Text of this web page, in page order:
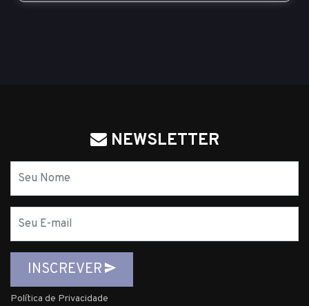
NEWSLETTER
mail
INSCREVER
Política de Privacidade